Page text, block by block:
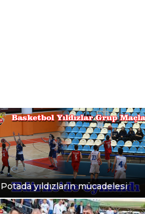
Potada yıldızların mücadelesi